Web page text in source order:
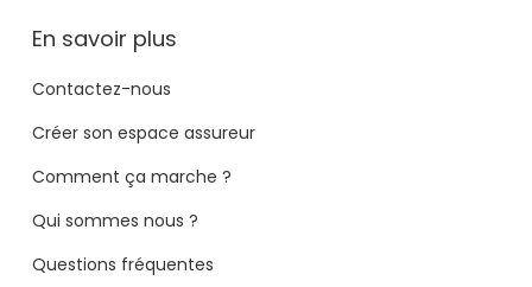
En savoir plus
Contactez-nous
Créer son espace assureur
Comment ça marche ?
Qui sommes nous ?
Questions fréquentes